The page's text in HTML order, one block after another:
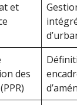
et
des